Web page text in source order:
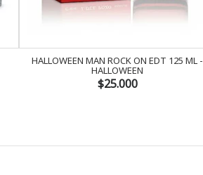
HALLOWEEN MAN ROCK ON EDT 125 ML -
HALLOWEEN
$25.000